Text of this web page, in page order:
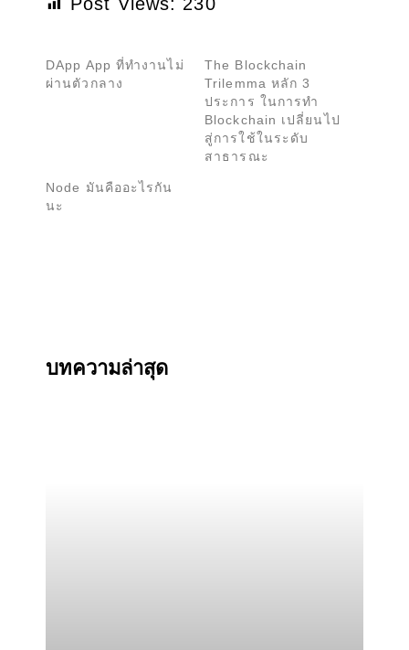
DApp App ที่ทำงานไม่
ผ่านตัวกลาง
The Blockchain
Trilemma หลัก 3
ประการ ในการทำ
Blockchain เปลี่ยนไป
สู่การใช้ในระดับ
สาธารณะ
Node มันคืออะไรกัน
นะ
บทความล่าสุด